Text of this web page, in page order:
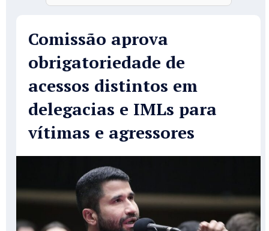
Comissão aprova
obrigatoriedade de
acessos distintos em
delegacias e IMLs para
vítimas e agressores